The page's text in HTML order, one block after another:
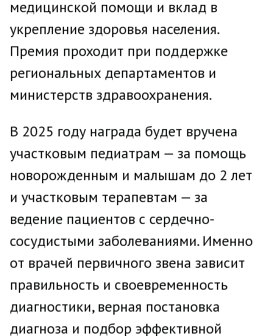
медицинской помощи и вклад в
укрепление здоровья населения.
Премия проходит при поддержке
региональных департаментов и
министерств здравоохранения.
В 2025 году награда будет вручена
участковым педиатрам — за помощь
новорожденным и малышам до 2 лет
и участковым терапевтам — за
ведение пациентов с сердечно-
сосудистыми заболеваниями. Именно
от врачей первичного звена зависит
правильность и своевременность
диагностики, верная постановка
диагноза и подбор эффективной